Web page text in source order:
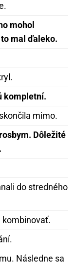
mohol
mal ďaleko.
kompletní.
mimo.
Dôležité
do stredného
kombinovať.
Následne sa